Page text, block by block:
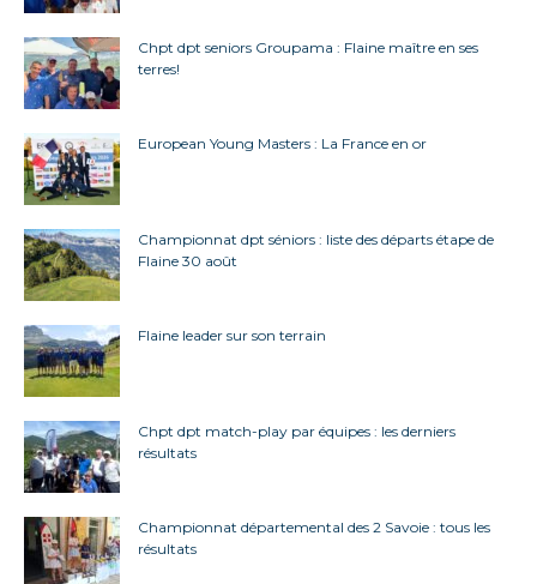
Chpt dpt seniors Groupama : Flaine maître en ses
terres!
European Young Masters : La France en or
Championnat dpt séniors : liste des départs étape de
Flaine 30 août
Flaine leader sur son terrain
Chpt dpt match-play par équipes : les derniers
résultats
Championnat départemental des 2 Savoie : tous les
résultats